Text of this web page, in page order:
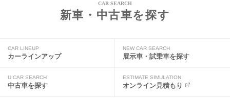
CAR SEARCH
新車・中古車を探す
CAR LINEUP
カーラインアップ
NEW CAR SEARCH
展示車・試乗車を探す
U CAR SEARCH
中古車を探す
ESTIMATE SIMULATION
オンライン見積もり